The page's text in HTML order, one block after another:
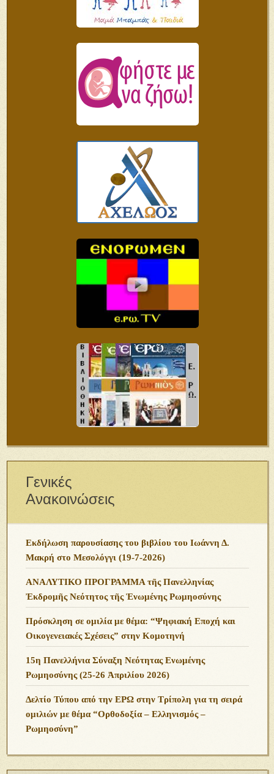
Γενικές
Ανακοινώσεις
Εκδήλωση παρουσίασης του βιβλίου του Ιωάννη Δ.
Μακρή στο Μεσολόγγι (19-7-2026)
ΑΝΑΛΥΤΙΚΟ ΠΡΟΓΡΑΜΜΑ τῆς Πανελληνίας
Ἐκδρομῆς Νεότητος τῆς Ἑνωμένης Ρωμηοσύνης
Πρόσκληση σε ομιλία με θέμα: “Ψηφιακή Εποχή και
Οικογενειακές Σχέσεις” στην Κομοτηνή
15η Πανελλήνια Σύναξη Νεότητας Ενωμένης
Ρωμηοσύνης (25-26 Ἀπριλίου 2026)
Δελτίο Τύπου από την ΕΡΩ στην Τρίπολη για τη σειρά
ομιλιών με θέμα “Ορθοδοξία – Ελληνισμός –
Ρωμηοσύνη”